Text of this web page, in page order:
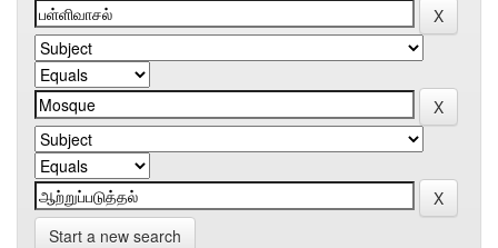
Start a new search